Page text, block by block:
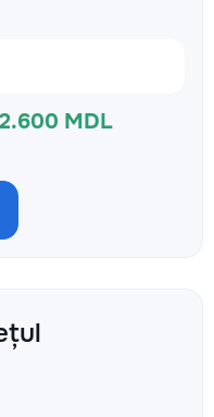
MDL